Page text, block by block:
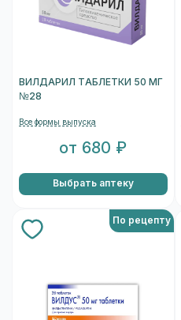
ВИЛДАРИЛ ТАБЛЕТКИ 50 МГ
№28
Все формы выпуска
от 680 ₽
Выбрать аптеку
По рецепту